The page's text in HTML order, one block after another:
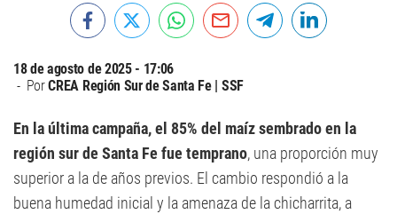
18 de agosto de 2025 - 17:06
PorCREA Región Sur de Santa Fe | SSF
En la última campaña, el 85% del maíz sembrado en la
región sur de Santa Fe fue temprano, una proporción muy
superior a la de años previos. El cambio respondió a la
buena humedad inicial y la amenaza de la chicharrita, a